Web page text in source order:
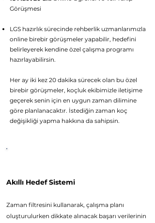
Görüşmesi
LGS hazırlık sürecinde rehberlik uzmanlarımızla
online birebir görüşmeler yapabilir, hedefini
belirleyerek kendine özel çalışma programı
hazırlayabilirsin.
Her ay iki kez 20 dakika sürecek olan bu özel
birebir görüşmeler, koçluk ekibimizle iletişime
geçerek senin için en uygun zaman dilimine
göre planlanacaktır. İstediğin zaman koç
değişikliği yapma hakkına da sahipsin.
Akıllı Hedef Sistemi
Zaman filtresini kullanarak, çalışma planı
oluşturulurken dikkate alınacak başarı verilerinin